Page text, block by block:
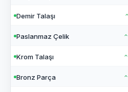
Demir Talaşı
Paslanmaz Çelik
Krom Talaşı
Bronz Parça